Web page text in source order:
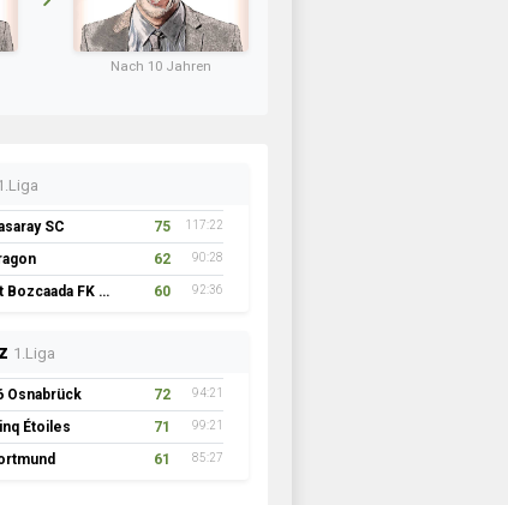
Nach 10 Jahren
SC 75 117:22
62 90:28
İnşaat Bozcaada FK 1957 60 92:36
1.Liga
Osnabrück 72 94:21
Étoiles 71 99:21
61 85:27